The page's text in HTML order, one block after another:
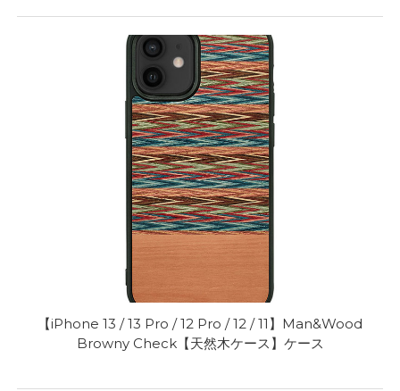
【iPhone 13 / 13 Pro / 12 Pro / 12 / 11】Man&Wood
Browny Check【天然木ケース】ケース